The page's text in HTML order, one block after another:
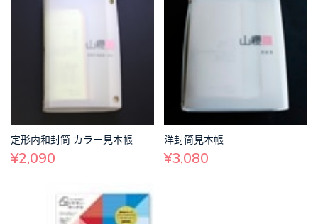
定形内和封筒 カラー見本帳
¥2,090
洋封筒見本帳
¥3,080